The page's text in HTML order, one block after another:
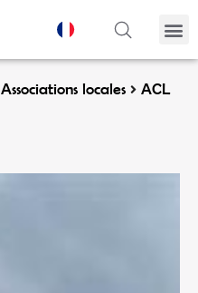
Associations locales
ACL